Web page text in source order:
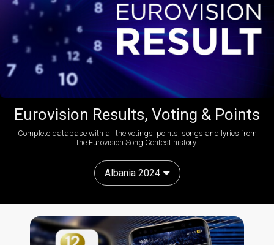
Eurovision Results, Voting & Points
Complete database with all the votings, points, songs and lyrics from
the Eurovision Song Contest history:
Albania 2024